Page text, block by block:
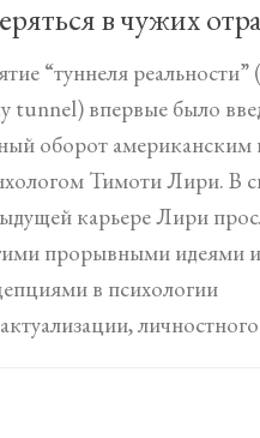
в чужих
“туннеля реальности”
tunnel) впервые было
оборот американским
Тимоти Лири. В
карьере Лири
прорывными идеями и
в психологии